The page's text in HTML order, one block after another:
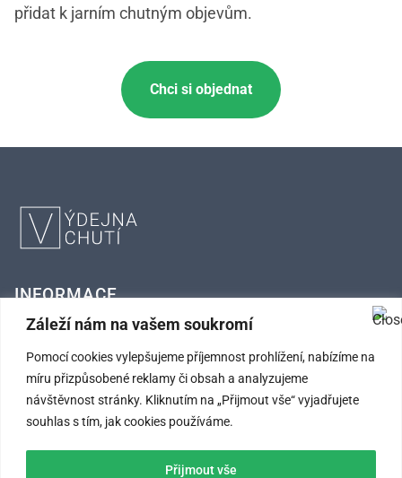
Záleží nám na vašem soukromí
Pomocí cookies vylepšujeme příjemnost prohlížení, nabízíme na
míru přizpůsobené reklamy či obsah a analyzujeme
návštěvnost stránky. Kliknutím na „Přijmout vše“ vyjadřujete
souhlas s tím, jak cookies používáme.
Přijmout vše
přidat k jarním chutným objevům.
Chci si objednat
INFORMACE
Kontaktní údaje
Obchodní podmínky
Ochrana osobních údajů